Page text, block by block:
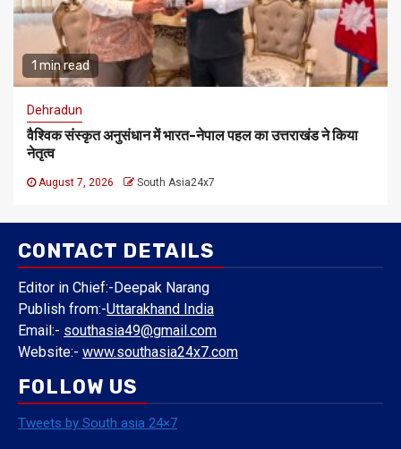
1 min read
Dehradun
वैश्विक संस्कृत अनुसंधान में भारत-नेपाल पहल का उत्तराखंड ने किया
नेतृत्व
August 7, 2026 South Asia24x7
CONTACT DETAILS
Editor in Chief:-Deepak Narang
Publish from:-Uttarakhand India
Email:- southasia49@gmail.com
Website:- www.southasia24x7.com
FOLLOW US
Tweets by South asia 24×7